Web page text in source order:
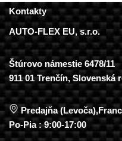
Kontakty
AUTO-FLEX EU, s.r.o.
Štúrovo námestie 6478/11
911 01 Trenčín, Slovenská
Predajňa
Po-Pia : 9:00-17:00